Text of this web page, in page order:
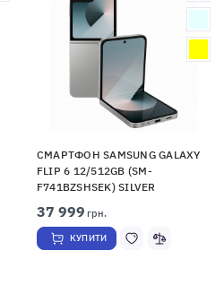
СМАРТФОН SAMSUNG GALAXY
FLIP 6 12/512GB (SM-
F741BZSHSEK) SILVER
37 999 грн.
КУПИТИ